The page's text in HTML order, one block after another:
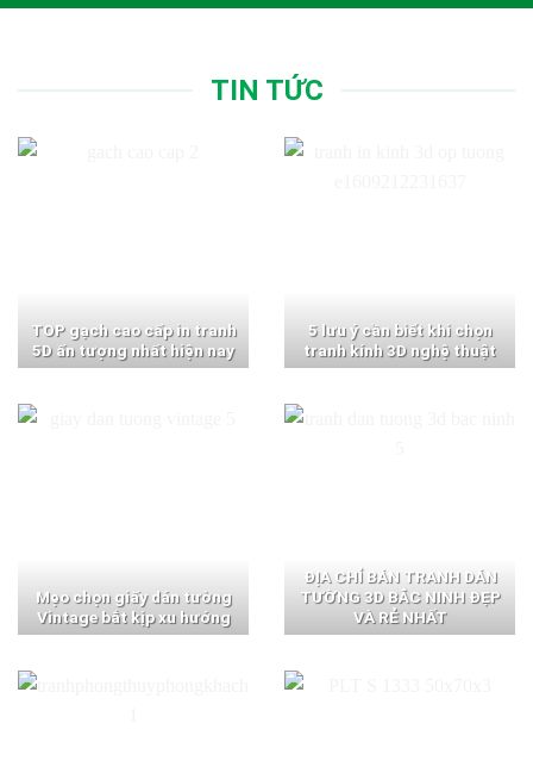
TIN TỨC
TOP gạch cao cấp in tranh
5D ấn tượng nhất hiện nay
5 lưu ý cần biết khi chọn
tranh kính 3D nghệ thuật
Mẹo chọn giấy dán tường
Vintage bắt kịp xu hướng
ĐỊA CHỈ BÁN TRANH DÁN
TƯỜNG 3D BẮC NINH ĐẸP
VÀ RẺ NHẤT